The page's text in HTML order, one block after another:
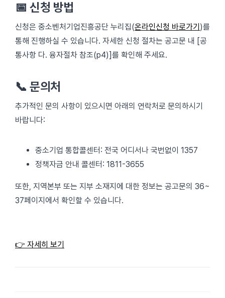
📅 신청 방법
신청은 중소벤처기업진흥공단 누리집(온라인신청 바로가기)를
통해 진행하실 수 있습니다. 자세한 신청 절차는 공고문 내 [공
통사항 다. 융자절차 참조(p4)]를 확인해 주세요.
📞 문의처
추가적인 문의 사항이 있으시면 아래의 연락처로 문의하시기
바랍니다:
중소기업 통합콜센터: 전국 어디서나 국번없이 1357
정책자금 안내 콜센터: 1811-3655
또한, 지역본부 또는 지부 소재지에 대한 정보는 공고문의 36~
37페이지에서 확인할 수 있습니다.
👉 자세히 보기